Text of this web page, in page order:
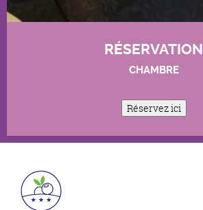
RÉSERVATION
CHAMBRE
Réservez ici